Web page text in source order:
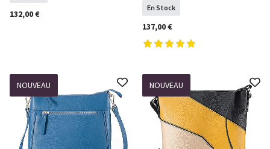
132,00 €
En Stock
137,00 €
NOUVEAU NOUVEAU